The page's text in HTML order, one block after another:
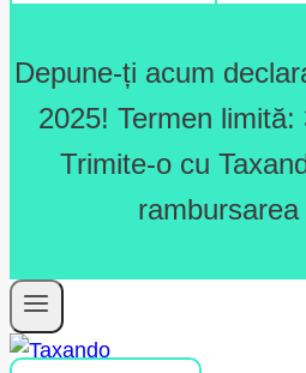
Depune-ți acum
2025! Termen
Trimite-o cu